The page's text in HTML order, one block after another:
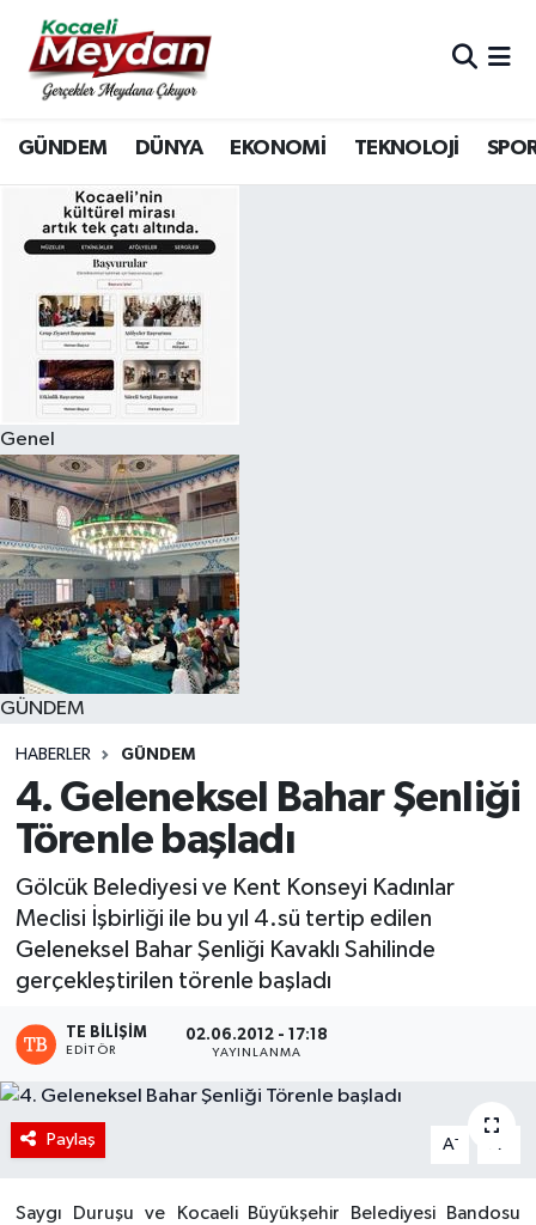
GÜNDEM DÜNYA EKONOMİ TEKNOLOJİ
Genel
GÜNDEM
HABERLER GÜNDEM
4. Geleneksel Bahar Şenliği
Törenle başladı
Gölcük Belediyesi ve Kent Konseyi Kadınlar
Meclisi İşbirliği ile bu yıl 4.sü tertip edilen
Geleneksel Bahar Şenliği Kavaklı Sahilinde
gerçekleştirilen törenle başladı
TE BILIŞIM
EDITÖR
02.06.2012 - 17:18
YAYINLANMA
Paylaş A- A
Saygı Duruşu ve
Kocaeli Büyükşehir Belediyesi Bandosu
Nöbetçi Eczaneler
Hava Durumu
Trafik Durumu
Süper Lig Puan Durumu ve Fikstür
Tüm Manşetler
Son Dakika Haberleri
Haber Arşivi